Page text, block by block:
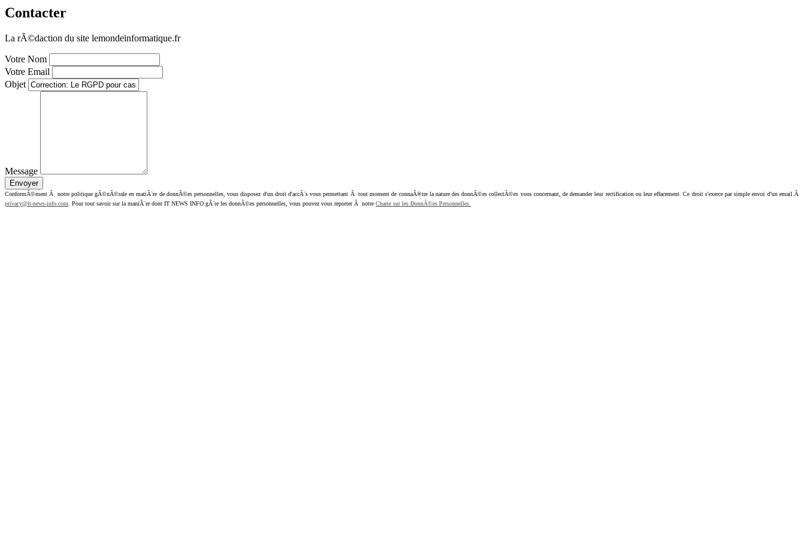
Contacter
La rÃ©daction du site lemondeinformatique.fr
Votre Nom
Votre Email
Objet
Message
ConformÃ©ment Ã notre politique gÃ©nÃ©rale en matiÃ¨re de donnÃ©es personnelles, vous disposez d'un droit d'accÃ¨s vous permettant Ã tout moment de connaÃ®tre la nature des donnÃ©es collectÃ©es vous concernant, de demander leur rectification ou leur effacement. Ce droit s'exerce par simple envoi d'un email Ã
privacy@it-news-info.com . Pour tout savoir sur la maniÃ¨re dont IT NEWS INFO gÃ¨re les donnÃ©es personnelles, vous pouvez vous reporter Ã notre Charte sur les DonnÃ©es Personnelles.